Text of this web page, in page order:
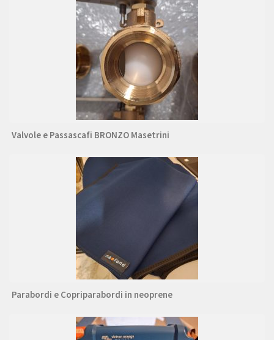
Valvole e Passascafi BRONZO Masetrini
Parabordi e Copriparabordi in neoprene